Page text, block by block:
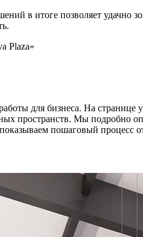
в итоге позволяет удачно
Plaza»
для бизнеса. На странице
пространств. Мы подробно
пошаговый процесс